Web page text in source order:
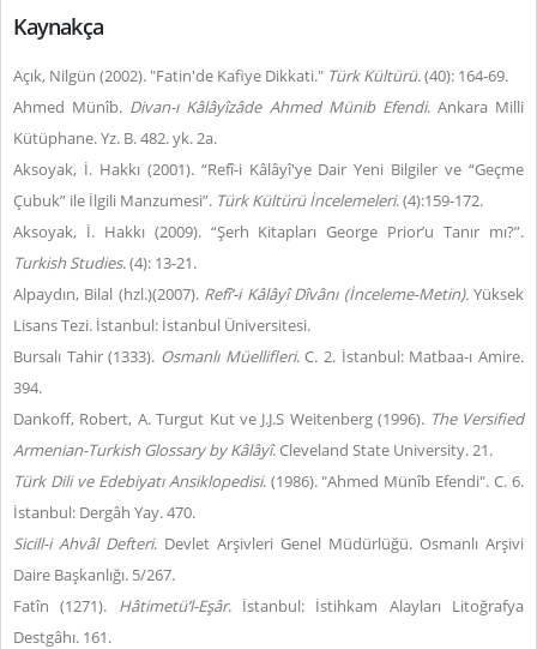
Kaynakça
Açık, Nilgün (2002). "Fatin'de Kafiye Dikkati." Türk Kültürü.(40): 164-69.
Ahmed Münîb. Divan-ı Kâlâyîzâde Ahmed Münib Efendi. Ankara Milli
Kütüphane. Yz. B. 482. yk. 2a.
Aksoyak, İ. Hakkı (2001). “Refî-i Kâlâyî'ye Dair Yeni Bilgiler ve “Geçme
Çubuk” ile İlgili Manzumesi”. Türk Kültürü İncelemeleri. (4):159-172.
Aksoyak, İ. Hakkı (2009). “Şerh Kitapları George Prior’u Tanır mı?”.
Turkish Studies. (4): 13-21.
Alpaydın, Bilal (hzl.)(2007). Refî‘-i Kâlâyî Dîvânı (İnceleme-Metin).Yüksek
Lisans Tezi. İstanbul: İstanbul Üniversitesi.
Bursalı Tahir (1333). Osmanlı Müellifleri. C. 2. İstanbul: Matbaa-ı Amire.
394.
Dankoff, Robert, A. Turgut Kut ve J.J.S Weitenberg (1996). The Versified
Armenian-Turkish Glossary by Kâlâyî. Cleveland State University. 21.
Türk Dili ve Edebiyatı Ansiklopedisi. (1986). "Ahmed Münîb Efendi". C. 6.
İstanbul: Dergâh Yay. 470.
Sicill-i Ahvâl Defteri. Devlet Arşivleri Genel Müdürlüğü. Osmanlı Arşivi
Daire Başkanlığı. 5/267.
Fatîn (1271). Hâtimetü’l-Eşâr. İstanbul: İstihkam Alayları Litoğrafya
Destgâhı. 161.